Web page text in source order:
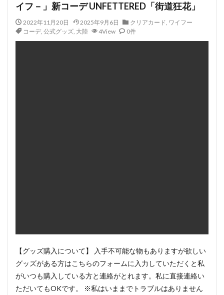
イフ－」新コーデ UNFETTERED「街道狂花」
2022年11月20日 2025年9月6日 クリアカード, ワイフー
コーデ, 公式グッズ, 大陸 4View 0件
【グッズ購入について】 入手不可能な物もありますが欲しい
グッズがある方はこちらのフォームに入力していただくと私
がいつも購入している方と連絡がとれます。私に直接連絡い
ただいてもOKです。 ※私はいままでトラブルはありません